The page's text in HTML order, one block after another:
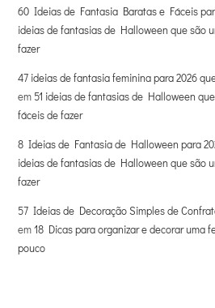
60 Ideias de Fantasia Baratas e Fáceis
ideias de fantasias de Halloween que são
fazer
47 ideias de fantasia feminina para 2026
em 51 ideias de fantasias de Halloween
fáceis de fazer
8 Ideias de Fantasia de Halloween para
ideias de fantasias de Halloween que são
fazer
57 Ideias de Decoração Simples de
em18 Dicas para organizar e decorar uma
pouco